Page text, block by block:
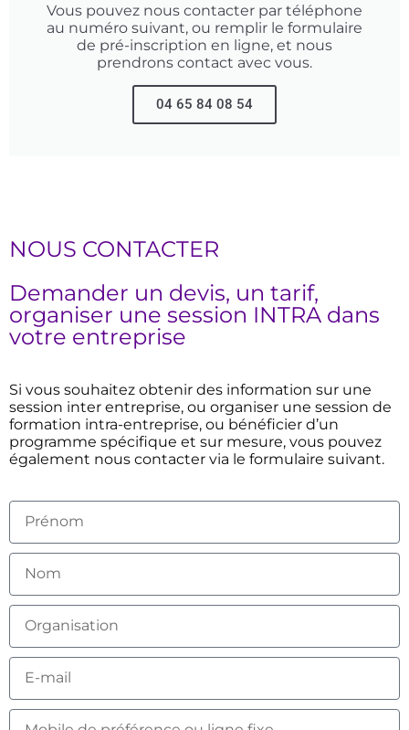
Vous pouvez nous contacter par téléphone
au numéro suivant, ou remplir le formulaire
de pré-inscription en ligne, et nous
prendrons contact avec vous.
04 65 84 08 54
NOUS CONTACTER
Demander un devis, un tarif,
organiser une session INTRA dans
votre entreprise
Si vous souhaitez obtenir des information sur une
session inter entreprise, ou organiser une session de
formation intra-entreprise, ou bénéficier d’un
programme spécifique et sur mesure, vous pouvez
également nous contacter via le formulaire suivant.